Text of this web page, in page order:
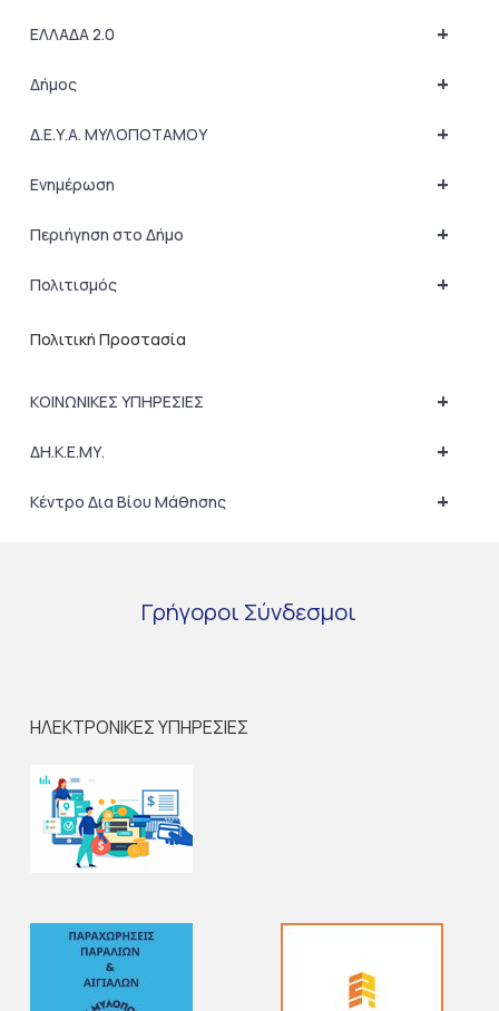
+
ΕΛΛΑΔΑ 2.0
+
Δήμος
+
Δ.Ε.Υ.Α. ΜΥΛΟΠΟΤΑΜΟΥ
+
Ενημέρωση
+
Περιήγηση στο Δήμο
+
Πολιτισμός
Πολιτική Προστασία
+
ΚΟΙΝΩΝΙΚΕΣ ΥΠΗΡΕΣΙΕΣ
+
ΔΗ.Κ.Ε.ΜΥ.
+
Κέντρο Δια Βίου Μάθησης
Γρήγοροι Σύνδεσμοι
ΗΛΕΚΤΡΟΝΙΚΕΣ ΥΠΗΡΕΣΙΕΣ